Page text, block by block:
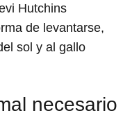
Hutchins
de levantarse,
sol y al gallo
necesario